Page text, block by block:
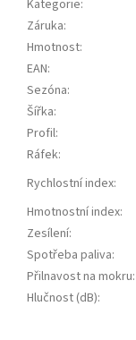
Kategorie:
Záruka:
Hmotnost:
EAN:
Sezóna:
Šířka:
Profil:
Ráfek:
Rychlostní index:
Hmotnostní index:
Zesílení:
Spotřeba paliva:
Přilnavost na mokru:
Hlučnost (dB):